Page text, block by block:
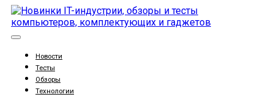
Новости
Тесты
Обзоры
Технологии